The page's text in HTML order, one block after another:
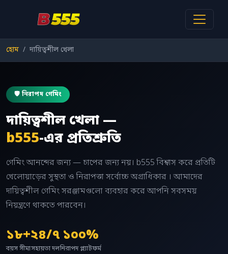
হোম দায়িত্বশীল খেলা
🛡️ নিরাপদ গেমিং
দায়িত্বশীল খেলা —
b555-এর প্রতিশ্রুতি
গেমিং আনন্দের জন্য — চাপের জন্য নয়। b555 বিশ্বাস করে প্রতিটি
খেলোয়াড়ের সুস্থতা ও নিরাপত্তা সর্বোচ্চ অগ্রাধিকার । আমাদের
দায়িত্বশীল গেমিং সরঞ্জামগুলো ব্যবহার করে আপনি সবসময়
নিয়ন্ত্রণে থাকতে পারবেন।
১৮+
বয়স সীমা
২৪/৭
সহায়তা দল
১০০%
নিরাপদ প্ল্যাটফর্ম